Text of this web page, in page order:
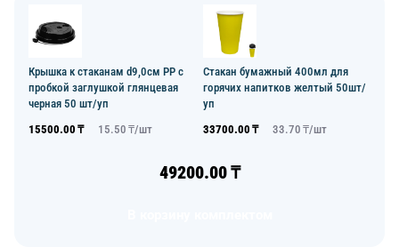
Крышка к стаканам d9,0см PP с
пробкой заглушкой глянцевая
черная 50 шт/уп
15500.00 ₸ 15.50 ₸/шт
Стакан бумажный 400мл для
горячих напитков желтый 50шт/
уп
33700.00 ₸ 33.70 ₸/шт
49200.00₸